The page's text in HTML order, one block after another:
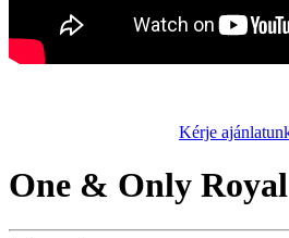
Kérje
One & Only